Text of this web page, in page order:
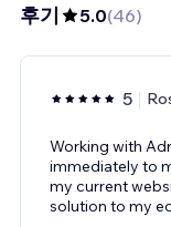
후기 5.0(46)
5
Working with
immediately to
my current
solution to my